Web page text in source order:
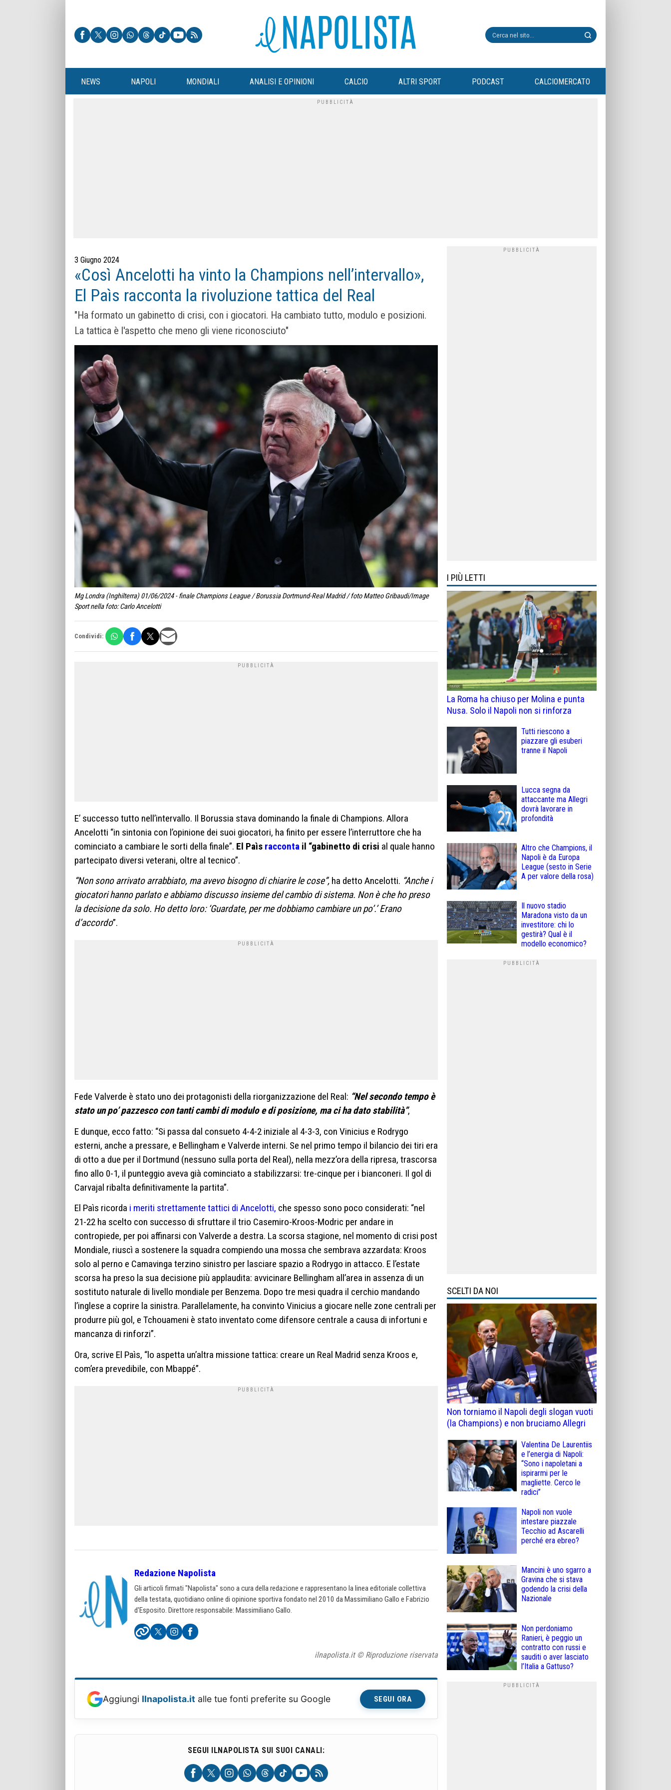
NEWS NAPOLI MONDIALI ANALISI E OPINIONI CALCIO ALTRI SPORT PODCAST CALCIOMERCATO
3 Giugno 2024
«Così Ancelotti ha vinto la Champions nell’intervallo»,
El Paìs racconta la rivoluzione tattica del Real
"Ha formato un gabinetto di crisi, con i giocatori. Ha cambiato tutto, modulo e posizioni.
La tattica è l'aspetto che meno gli viene riconosciuto"
Mg Londra (Inghilterra) 01/06/2024 - finale Champions League / Borussia Dortmund-Real Madrid / foto Matteo Gribaudi/Image
Sport nella foto: Carlo Ancelotti
Condividi:
E’ successo tutto nell’intervallo. Il Borussia stava dominando la finale di Champions. Allora
Ancelotti “in sintonia con l’opinione dei suoi giocatori, ha finito per essere l’interruttore che ha
cominciato a cambiare le sorti della finale”. El Paìs racconta il “gabinetto di crisi al quale hanno
partecipato diversi veterani, oltre al tecnico”.
“Non sono arrivato arrabbiato, ma avevo bisogno di chiarire le cose”, ha detto Ancelotti. “Anche i
giocatori hanno parlato e abbiamo discusso insieme del cambio di sistema. Non è che ho preso
la decisione da solo. Ho detto loro: ‘Guardate, per me dobbiamo cambiare un po’.’ Erano
d’accordo”.
Fede Valverde è stato uno dei protagonisti della riorganizzazione del Real: “Nel secondo tempo è
stato un po’ pazzesco con tanti cambi di modulo e di posizione, ma ci ha dato stabilità”,
E dunque, ecco fatto: “Si passa dal consueto 4-4-2 iniziale al 4-3-3, con Vinicius e Rodrygo
esterni, anche a pressare, e Bellingham e Valverde interni. Se nel primo tempo il bilancio dei tiri era
di otto a due per il Dortmund (nessuno sulla porta del Real), nella mezz’ora della ripresa, trascorsa
fino allo 0-1, il punteggio aveva già cominciato a stabilizzarsi: tre-cinque per i bianconeri. Il gol di
Carvajal ribalta definitivamente la partita”.
El Paìs ricorda i meriti strettamente tattici di Ancelotti, che spesso sono poco considerati: “nel
21-22 ha scelto con successo di sfruttare il trio Casemiro-Kroos-Modric per andare in
contropiede, per poi affinarsi con Valverde a destra. La scorsa stagione, nel momento di crisi post
Mondiale, riuscì a sostenere la squadra compiendo una mossa che sembrava azzardata: Kroos
solo al perno e Camavinga terzino sinistro per lasciare spazio a Rodrygo in attacco. E l’estate
scorsa ha preso la sua decisione più applaudita: avvicinare Bellingham all’area in assenza di un
sostituto naturale di livello mondiale per Benzema. Dopo tre mesi quadra il cerchio mandando
l’inglese a coprire la sinistra. Parallelamente, ha convinto Vinicius a giocare nelle zone centrali per
produrre più gol, e Tchouameni è stato inventato come difensore centrale a causa di infortuni e
mancanza di rinforzi”.
Ora, scrive El Paìs, “lo aspetta un’altra missione tattica: creare un Real Madrid senza Kroos e,
com’era prevedibile, con Mbappé”.
Redazione Napolista
Gli articoli firmati "Napolista" sono a cura della redazione e rappresentano la linea editoriale collettiva
della testata, quotidiano online di opinione sportiva fondato nel 2010 da Massimiliano Gallo e Fabrizio
d'Esposito. Direttore responsabile: Massimiliano Gallo.
ilnapolista.it © Riproduzione riservata
Aggiungi Ilnapolista.it alle tue fonti preferite su Google SEGUI ORA
SEGUI ILNAPOLISTA SUI SUOI CANALI:
I PIÙ LETTI
La Roma ha chiuso per Molina e punta
Nusa. Solo il Napoli non si rinforza
Tutti riescono a
piazzare gli esuberi
tranne il Napoli
Lucca segna da
attaccante ma Allegri
dovrà lavorare in
profondità
Altro che Champions, il
Napoli è da Europa
League (sesto in Serie
A per valore della rosa)
Il nuovo stadio
Maradona visto da un
investitore: chi lo
gestirà? Qual è il
modello economico?
SCELTI DA NOI
Non torniamo il Napoli degli slogan vuoti
(la Champions) e non bruciamo Allegri
Valentina De Laurentiis
e l’energia di Napoli:
“Sono i napoletani a
ispirarmi per le
magliette. Cerco le
radici”
Napoli non vuole
intestare piazzale
Tecchio ad Ascarelli
perché era ebreo?
Mancini è uno sgarro a
Gravina che si stava
godendo la crisi della
Nazionale
Non perdoniamo
Ranieri, è peggio un
contratto con russi e
sauditi o aver lasciato
l’Italia a Gattuso?